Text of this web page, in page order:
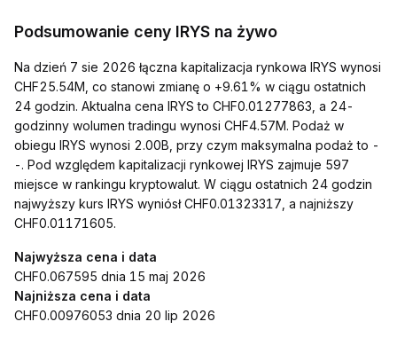
Podsumowanie ceny IRYS na żywo
Na dzień 7 sie 2026 łączna kapitalizacja rynkowa IRYS wynosi
CHF25.54M, co stanowi zmianę o +9.61% w ciągu ostatnich
24 godzin. Aktualna cena IRYS to CHF0.01277863, a 24-
godzinny wolumen tradingu wynosi CHF4.57M. Podaż w
obiegu IRYS wynosi 2.00B, przy czym maksymalna podaż to -
-. Pod względem kapitalizacji rynkowej IRYS zajmuje 597
miejsce w rankingu kryptowalut. W ciągu ostatnich 24 godzin
najwyższy kurs IRYS wyniósł CHF0.01323317, a najniższy
CHF0.01171605.
Najwyższa cena i data
CHF0.067595 dnia 15 maj 2026
Najniższa cena i data
CHF0.00976053 dnia 20 lip 2026